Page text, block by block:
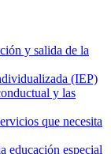
y salida de la
(IEP)
y las
que necesita
educación especial